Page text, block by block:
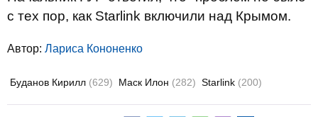
с тех пор, как Starlink включили над Крымом.
Автор: Лариса Кононенко
Буданов Кирилл (629) Маск Илон (282) Starlink (200)